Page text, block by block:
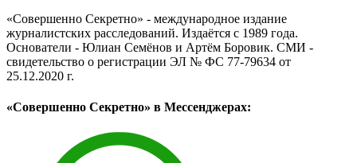
«Совершенно Секретно» - международное издание
журналистских расследований. Издаётся с 1989 года.
Основатели - Юлиан Семёнов и Артём Боровик. CМИ -
свидетельство о регистрации ЭЛ № ФС 77-79634 от
25.12.2020 г.
«Совершенно Секретно» в Мессенджерах: